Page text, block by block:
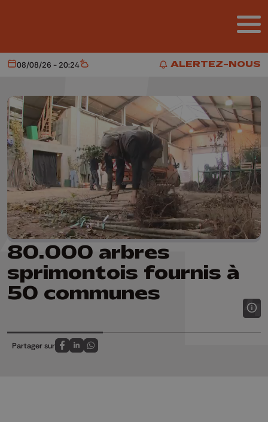
ALERTEZ-NOUS
ALERTEZ-NOUS
Aujourd'hui
08/08/26 - 20:24 Météo
80.000 arbres
sprimontois fournis à
50 communes
Partager sur
Partagez sur FaceBook
Partagez sur LinkedIn
Partagez sur Whatsapp